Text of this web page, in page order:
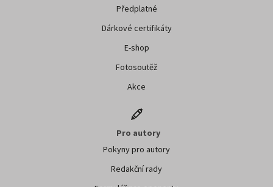
Předplatné
Dárkové certifikáty
E-shop
Fotosoutěž
Akce
Pro autory
Pokyny pro autory
Redakční rady